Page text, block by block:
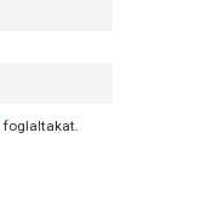
foglaltakat.